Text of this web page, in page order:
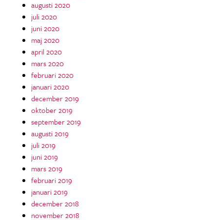
augusti 2020
juli 2020
juni 2020
maj 2020
april 2020
mars 2020
februari 2020
januari 2020
december 2019
oktober 2019
september 2019
augusti 2019
juli 2019
juni 2019
mars 2019
februari 2019
januari 2019
december 2018
november 2018